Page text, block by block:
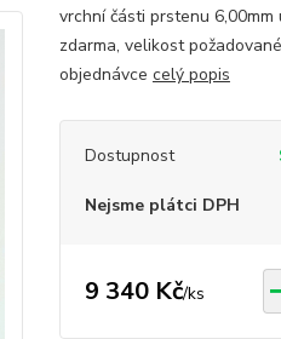
vrchní části prstenu
zdarma, velikost
objednávce celý popis
Dostupnost
Nejsme plátci DPH
9 340 Kč/ks